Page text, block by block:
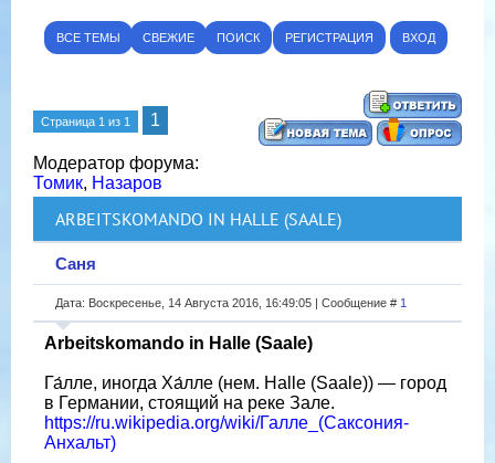
ВСЕ ТЕМЫ СВЕЖИЕ ПОИСК РЕГИСТРАЦИЯ ВХОД
Страница 1 из 1 1
Модератор форума:
Томик, Назаров
ARBEITSKOMANDO IN HALLE (SAALE)
Саня
Дата: Воскресенье, 14 Августа 2016, 16:49:05 | Сообщение # 1
Arbeitskomando in Halle (Saale)
Га́лле, иногда Ха́лле (нем. Halle (Saale)) — город
в Германии, стоящий на реке Зале.
https://ru.wikipedia.org/wiki/Галле_(Саксония-
Анхальт)